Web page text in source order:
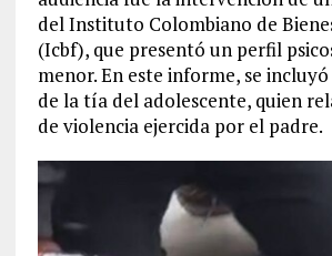
del Instituto Colombiano de
(Icbf), que presentó un perfil
menor. En este informe, se
de la tía del adolescente, quien
de violencia ejercida por el padre.